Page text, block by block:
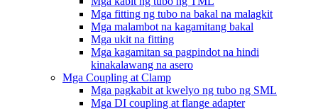
Mga fitting ng tubo na bakal na malagkit
Mga malambot na kagamitang bakal
Mga ukit na fitting
Mga kagamitan sa pagpindot na hindi
kinakalawang na asero
Mga Coupling at Clamp
Mga pagkabit at kwelyo ng tubo ng SML
Mga DI coupling at flange adapter